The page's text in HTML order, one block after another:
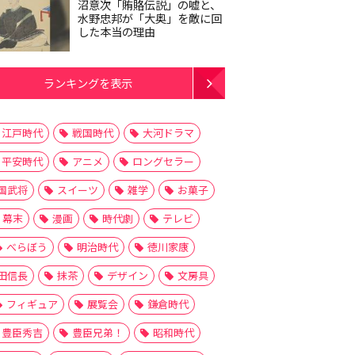
沼意次「賄賂伝説」の嘘と、
水野忠邦が「大奥」を敵に回
した本当の理由
ランキングを表示
江戸時代 戦国時代
大河ドラマ
平安時代
アニメ
ロングセラー
武将
スイーツ 雑学
お菓子
幕末
漫画 時代劇
テレビ
べらぼう
明治時代
徳川家康
信長
抹茶 デザイン
文房具
フィギュア
展覧会
鎌倉時代
豊臣秀吉
豊臣兄弟！
昭和時代